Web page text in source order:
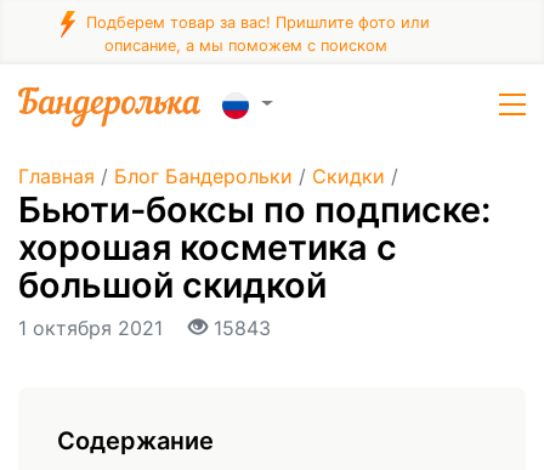
Подберем товар за вас! Пришлите фото или
описание, а мы поможем с поиском
Главная / Блог Бандерольки / Скидки /
Бьюти-боксы по подписке:
хорошая косметика с
большой скидкой
1 октября 2021 15843
Содержание